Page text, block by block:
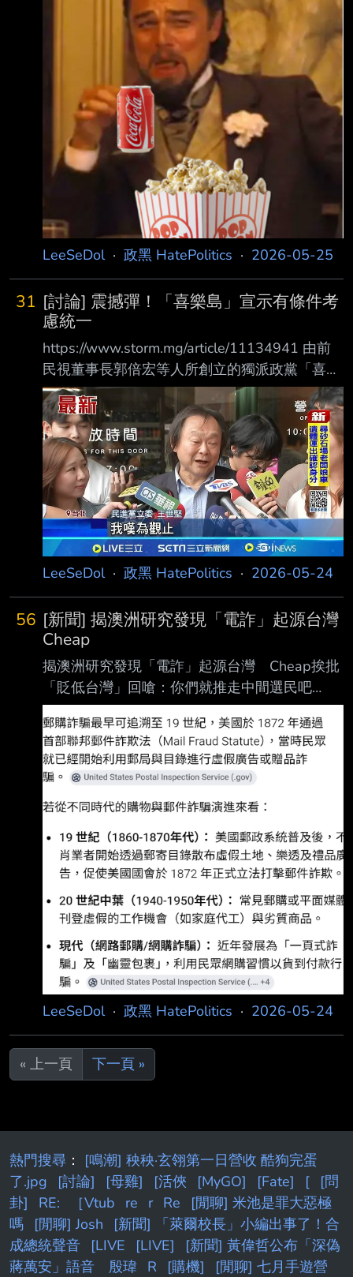
（指王光慈）不只管馬英九基金會的帳，還管馬
英九辦公室以及馬英九私人帳務，這不就 很像
多年前馬英九市政府時期的「大水庫」嗎？這也
是為何調查小組做出的報告認為蕭、王 並沒有
涉及財政紀律問題。 心得： 真相大白了！ 李德
維解釋得很清楚。 現在有三個帳本跟馬英
LeeSeDol· 政黑 HatePolitics · 2026-05-25
31 [討論] 震撼彈！「喜樂島」宣示有條件考
慮統一
https://www.storm.mg/article/11134941 由前
民視董事長郭倍宏等人所創立的獨派政黨「喜樂
島聯盟」，日前在官網上發布致中共總 書記習
近平的公開信，內容表示，願意在特定條件下調
整台獨立場，「考慮成為中華人民共 和國的一
部分」，但前提是「台人治台、高度自治」必須
獲得明確且具約束力的承諾與支持 。 心得： 震
撼彈！ 川普的言論核爆太猛了， 直接把獨派的
立論基礎砸得稀爛。 現在只好跟國民黨學習，
拋出有條件統一來重新出發！ --
LeeSeDol· 政黑 HatePolitics · 2026-05-24
56 [新聞] 揭澳洲研究發現「電詐」起源台灣
Cheap
揭澳洲研究發現「電詐」起源台灣 Cheap挨批
「貶低台灣」回嗆：你們就推走中間選民吧
https://www.storm.mg/article/11134724 風傳
媒 國內詐騙犯罪猖獗，網紅Cheap引用海外學者
研究指出，包括東南亞詐騙園區在內，「電信
詐騙」其實起源於台灣，詐騙集團各種劇本、管
而，Cheap此番說法卻被批評是矮化台灣人、附
和中國敘事。對此，Cheap發聲反擊，「沒 關
係，你們就繼續抹、繼續獵巫，看原本中間，甚
至偏綠的人會被你們推走多少」。 Ch
LeeSeDol· 政黑 HatePolitics · 2026-05-24
« 上一頁 下一頁 »
熱門搜尋 ： [鳴潮] 秧秧·玄翎第一日營收 酷狗完蛋
了.jpg
[討論] [母雞] [活俠 [MyGO] [Fate] [
[問
卦]
RE: ［Vtub re r Re
[閒聊] 米池是罪大惡極
嗎
[閒聊] Josh
[新聞] 「萊爾校長」小編出事了！合
成總統聲音
[LIVE [LIVE]
[新聞] 黃偉哲公布「深偽
蔣萬安」語音 殷瑋 R [購機]
[閒聊] 七月手遊營